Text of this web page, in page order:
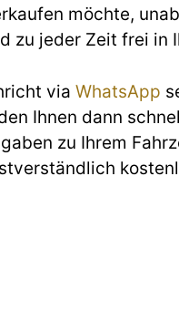
möchte,
zu jeder Zeit frei
via WhatsApp
Ihnen dann
zu Ihrem